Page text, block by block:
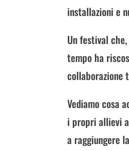
installazioni e
Un festival
tempo ha
collaborazione
Vediamo cosa
i propri allievi
a raggiungere